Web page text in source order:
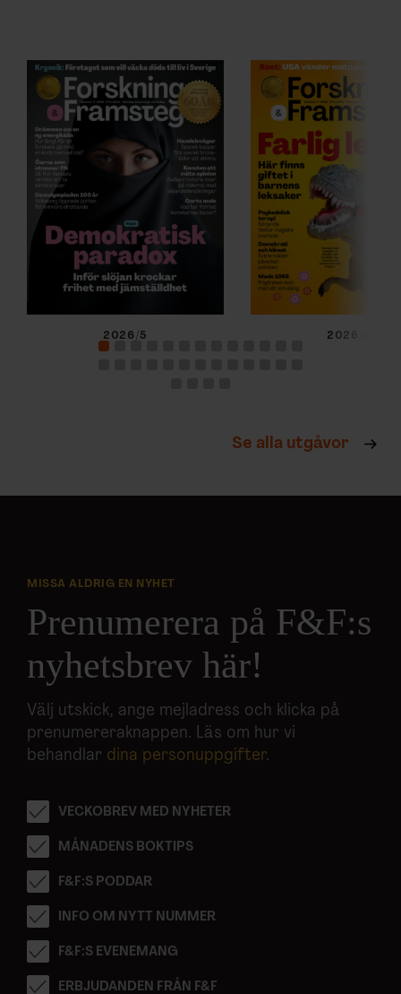
2026/5 2026/4
Se alla utgåvor
MISSA ALDRIG EN NYHET
Prenumerera på F&F:s
nyhetsbrev här!
Välj utskick, ange mejladress och klicka på
prenumereraknappen. Läs om hur vi
behandlar dina personuppgifter.
VECKOBREV MED NYHETER
MÅNADENS BOKTIPS
F&F:S PODDAR
INFO OM NYTT NUMMER
F&F:S EVENEMANG
ERBJUDANDEN FRÅN F&F